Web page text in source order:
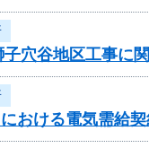
穴谷地区工事に
おける電気需給